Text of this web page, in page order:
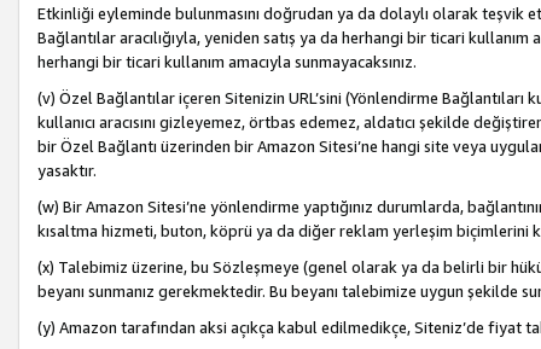
Etkinliği eyleminde bulunmasını doğrudan ya da dolaylı olarak teşvik
Bağlantılar aracılığıyla, yeniden satış ya da herhangi bir ticari
herhangi bir ticari kullanım amacıyla sunmayacaksınız.
(v) Özel Bağlantılar içeren Sitenizin URL’sini (Yönlendirme Bağlantıları
kullanıcı aracısını gizleyemez, örtbas edemez, aldatıcı şekilde
bir Özel Bağlantı üzerinden bir Amazon Sitesi’ne hangi site veya
yasaktır.
(w) Bir Amazon Sitesi’ne yönlendirme yaptığınız durumlarda,
kısaltma hizmeti, buton, köprü ya da diğer reklam yerleşim biçimlerini
(x) Talebimiz üzerine, bu Sözleşmeye (genel olarak ya da belirli bir
beyanı sunmanız gerekmektedir. Bu beyanı talebimize uygun şekilde
(y) Amazon tarafından aksi açıkça kabul edilmedikçe, Siteniz’de fiyat